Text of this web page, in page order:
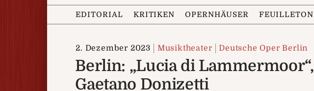
EDITORIAL KRITIKEN OPERNHÄUSER FEUILLETON
2. Dezember 2023 Musiktheater Deutsche Oper Berlin
Berlin: „Lucia di Lammermoor“,
Gaetano Donizetti